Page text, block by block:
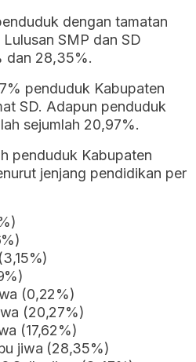
dengan tamatan
SMP dan SD
dan 28,35%.
penduduk Kabupaten
SD. Adapun penduduk
sejumlah 20,97%.
penduduk Kabupaten
jenjang pendidikan per
(0,22%)
(20,27%)
(17,62%)
jiwa (28,35%)